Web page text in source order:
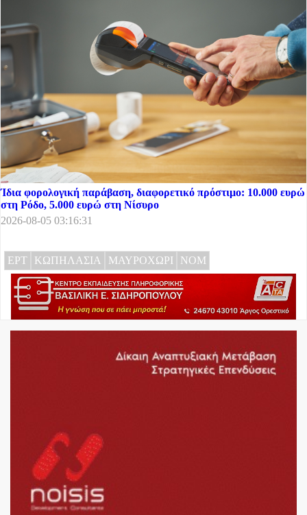
Ίδια φορολογική παράβαση, διαφορετικό πρόστιμο: 10.000 ευρώ
στη Ρόδο, 5.000 ευρώ στη Νίσυρο
2026-08-05 03:16:31
ΕΡΤ ΚΩΠΗΛΑΣΙΑ ΜΑΥΡΟΧΩΡΙ ΝΟΜ